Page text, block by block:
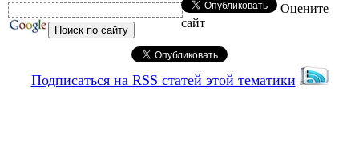
Оцените
сайт
Подписаться на RSS статей этой тематики